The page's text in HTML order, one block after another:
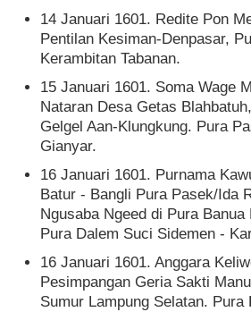
14 Januari 1601. Redite Pon
Pentilan Kesiman-Denpasar,
Kerambitan Tabanan.
15 Januari 1601. Soma Wage
Nataran Desa Getas
Gelgel Aan-Klungkung. Pura
Gianyar.
16 Januari 1601. Purnama
Batur - Bangli Pura Pasek/Ida
Ngusaba Ngeed di Pura
Pura Dalem Suci Sidemen -
16 Januari 1601. Anggara
Pesimpangan Geria Sakti
Sumur Lampung Selatan.